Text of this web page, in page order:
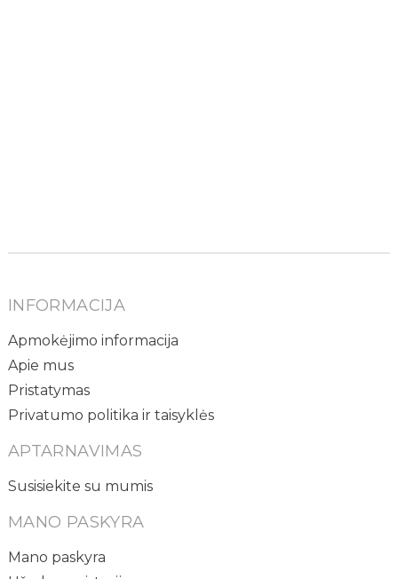
INFORMACIJA
Apmokėjimo informacija
Apie mus
Pristatymas
Privatumo politika ir taisyklės
APTARNAVIMAS
Susisiekite su mumis
MANO PASKYRA
Mano paskyra